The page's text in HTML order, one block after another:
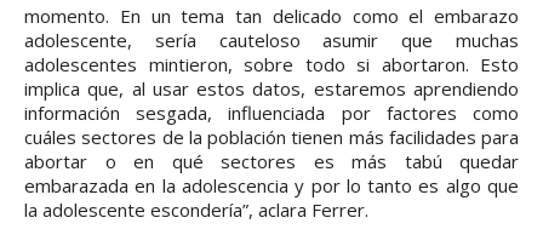
momento. En un tema tan delicado como el embarazo
adolescente, sería cauteloso asumir que muchas
adolescentes mintieron, sobre todo si abortaron. Esto
implica que, al usar estos datos, estaremos aprendiendo
información sesgada, influenciada por factores como
cuáles sectores de la población tienen más facilidades para
abortar o en qué sectores es más tabú quedar
embarazada en la adolescencia y por lo tanto es algo que
la adolescente escondería”, aclara Ferrer.